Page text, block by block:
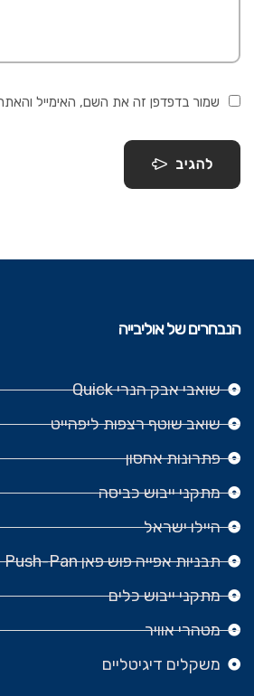
שמור בדפדפן זה את השם, האימייל
להגיב
הנבחרים של אוליבייה
שואבי אבק הנרי Quick
שואב שוטף רצפות ליפהייט
פתרונות אחסון
מתקני ייבוש כביסה
היילו ישראל
תבניות אפייה פוש פאן Push-Pan
מתקני ייבוש כלים
מטהרי אוויר
משקלים דיגיטליים